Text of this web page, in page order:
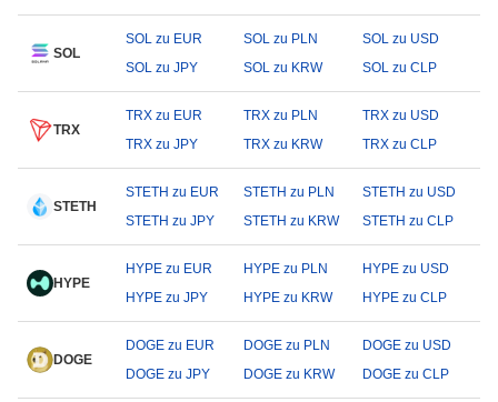
SOL
SOL zu EUR SOL zu PLN
SOL zu USD
SOL zu JPY
SOL zu KRW SOL zu CLP
TRX
TRX zu EUR TRX zu PLN
TRX zu USD
TRX zu JPY
TRX zu KRW TRX zu CLP
STETH
STETH zu EUR STETH zu PLN
STETH zu USD
STETH zu JPY
STETH zu KRW STETH zu CLP
HYPE
HYPE zu EUR HYPE zu PLN
HYPE zu USD
HYPE zu JPY
HYPE zu KRW HYPE zu CLP
DOGE
DOGE zu EUR DOGE zu PLN
DOGE zu USD
DOGE zu JPY
DOGE zu KRW DOGE zu CLP